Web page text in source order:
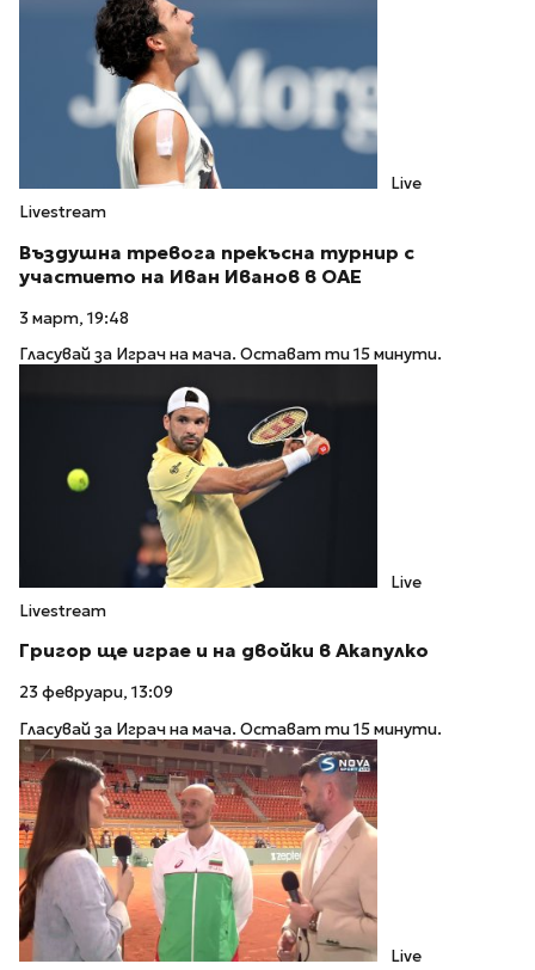
Live
Livestream
Въздушна тревога прекъсна турнир с
участието на Иван Иванов в ОАЕ
3 март, 19:48
Гласувай за Играч на мача. Остават ти 15 минути.
Live
Livestream
Григор ще играе и на двойки в Акапулко
23 февруари, 13:09
Гласувай за Играч на мача. Остават ти 15 минути.
Live